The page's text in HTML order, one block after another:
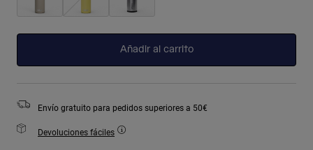
Añadir al carrito
Envío gratuito para pedidos superiores a 50€
Devoluciones fáciles